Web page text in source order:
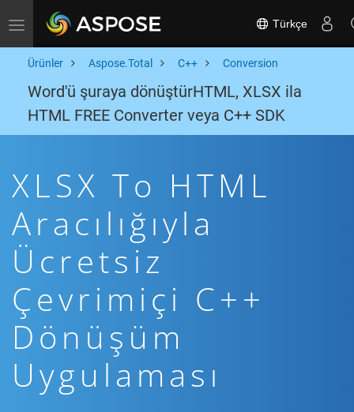
Toggle navigation Türkçe
Ürünler Aspose.Total C++ Conversion
Word'ü şuraya dönüştürHTML, XLSX ila
HTML FREE Converter veya C++ SDK
XLSX To HTML
Aracılığıyla
Ücretsiz
Çevrimiçi C++
Dönüşüm
Uygulaması